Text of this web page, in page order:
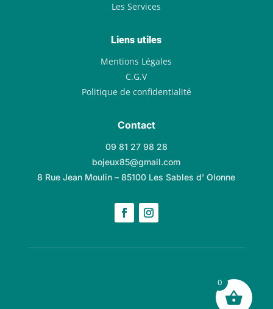
Les Services
Liens utiles
Mentions Légales
C.G.V
Politique de confidentialité
Contact
09 81 27 98 28
bojeux85@gmail.com
8 Rue Jean Moulin – 85100 Les Sables d’ Olonne
0